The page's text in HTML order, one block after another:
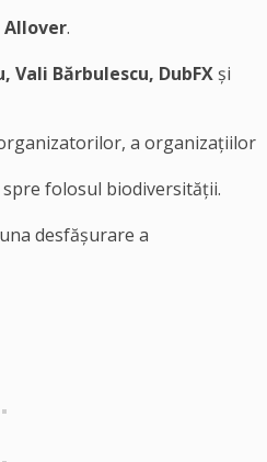
Allover.
Vali Bărbulescu, DubFXși
a organizațiilor
folosul biodiversității.
desfășurare a